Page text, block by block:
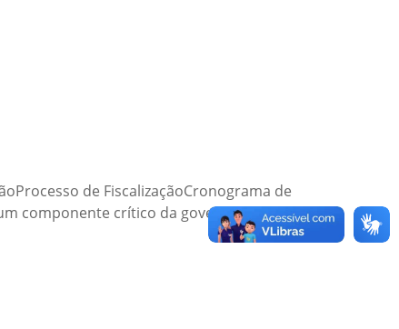
de FiscalizaçãoCronograma de
componente crítico da governança